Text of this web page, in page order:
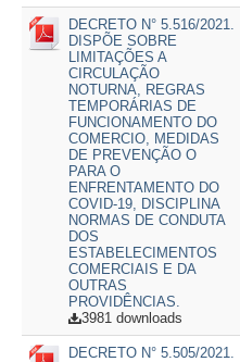
DECRETO N° 5.516/2021.
DISPÕE SOBRE
LIMITAÇÕES A
CIRCULAÇÃO
NOTURNA, REGRAS
TEMPORÁRIAS DE
FUNCIONAMENTO DO
COMERCIO, MEDIDAS
DE PREVENÇÃO O
PARA O
ENFRENTAMENTO DO
COVID-19, DISCIPLINA
NORMAS DE CONDUTA
DOS
ESTABELECIMENTOS
COMERCIAIS E DA
OUTRAS
PROVIDÊNCIAS.
3981 downloads
DECRETO N° 5.505/2021.